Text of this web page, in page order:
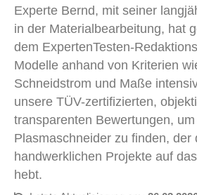
Experte Bernd, mit seiner
in der Materialbearbeitung, hat
dem ExpertenTesten-
Modelle anhand von Kriterien
Schneidstrom und Maße
unsere TÜV-zertifizierten,
transparenten Bewertungen, um
Plasmaschneider zu finden, der
handwerklichen Projekte auf
hebt.